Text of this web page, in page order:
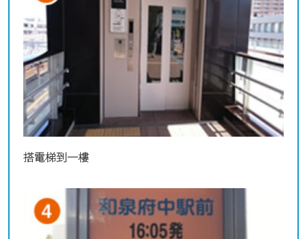
搭電梯到一樓